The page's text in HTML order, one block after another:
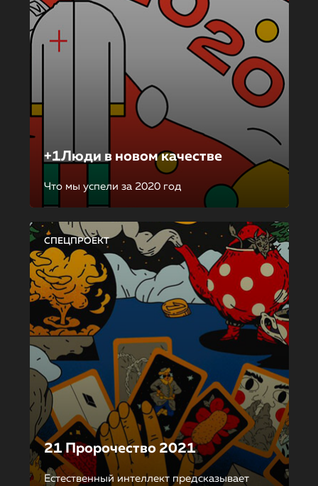
+1Люди в новом качестве
Что мы успели за 2020 год
СПЕЦПРОЕКТ
21 Пророчество 2021
Естественный интеллект предсказывает